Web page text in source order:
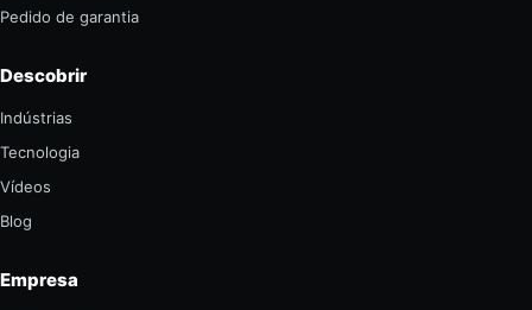
Pedido de garantia
Descobrir
Indústrias
Tecnologia
Vídeos
Blog
Empresa